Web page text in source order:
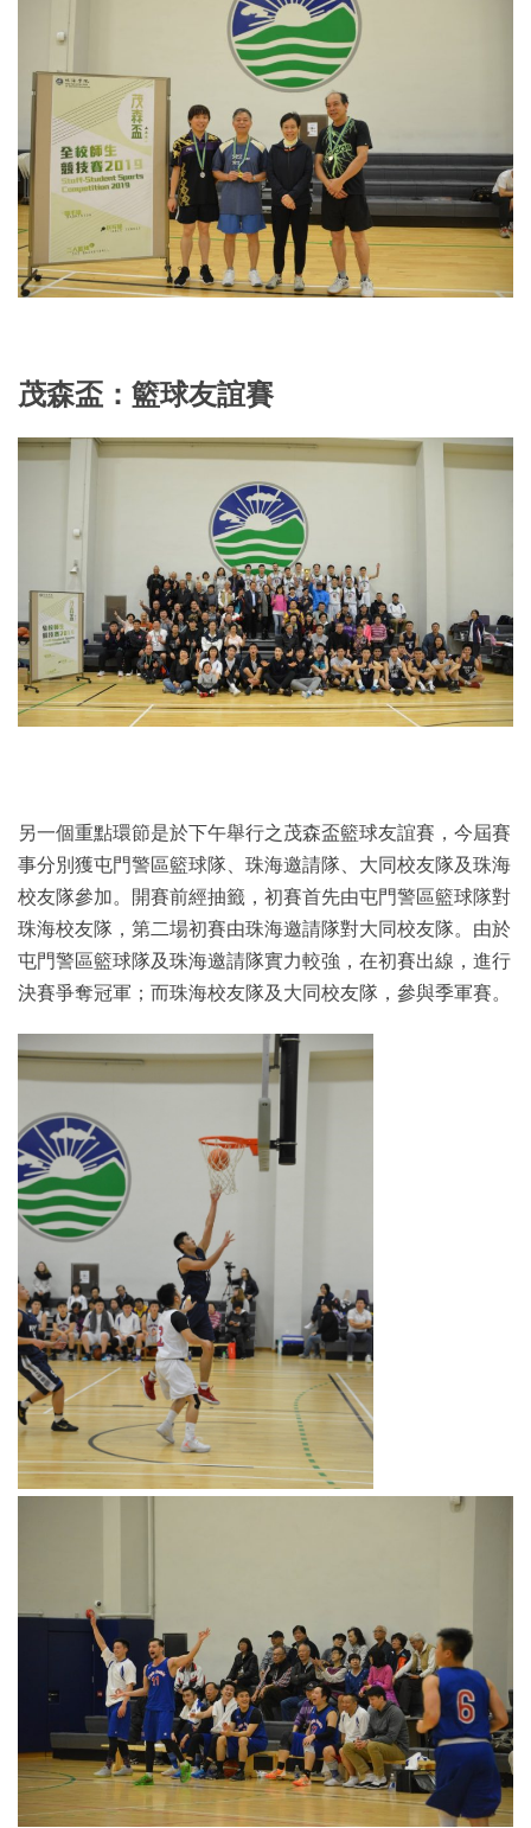
茂森盃：籃球友誼賽
另一個重點環節是於下午舉行之茂森盃籃球友誼賽，今屆賽
事分別獲屯門警區籃球隊、珠海邀請隊、大同校友隊及珠海
校友隊參加。開賽前經抽籤，初賽首先由屯門警區籃球隊對
珠海校友隊，第二場初賽由珠海邀請隊對大同校友隊。由於
屯門警區籃球隊及珠海邀請隊實力較強，在初賽出線，進行
決賽爭奪冠軍；而珠海校友隊及大同校友隊，參與季軍賽。